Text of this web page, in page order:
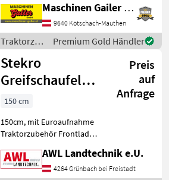
Dreipunktaufnahme Kat. II
* Zinkenlänge 120 cm *
Zinkendimension Breite 100
mm, Stärke 40 mm *
Tragkraf
Maschinen Gailer GmbH
9640 Kötschach-Mauthen
Traktorzubehör
/ Stekro
Premium Gold Händler
Stekro
Greifschaufel
MAX
Preis
auf
Anfrage
150 cm
150cm, mit Euroaufnahme
Traktorzubehör Frontlader-
AWL Landtechnik e.U.
4264 Grünbach bei Freistadt